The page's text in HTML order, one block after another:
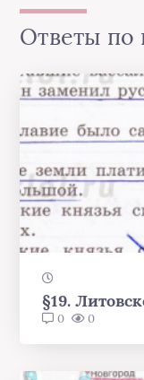
Ответы по
§19.
0 0